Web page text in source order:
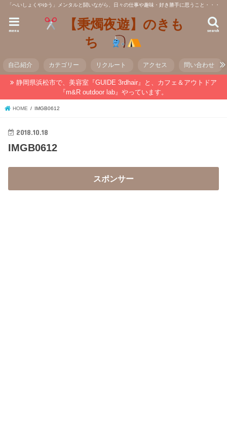
「へいしょくやゆう」メンタルと闘いながら、日々の仕事や趣味・好き勝手に思うこと・・・
【秉燭夜遊】のきも
ち
search
menu
自己紹介 カテゴリー リクルート アクセス 問い合わせ
静岡県浜松市で、美容室『GUIDE 3rdhair』と、カフェ＆アウトドア
『m&R outdoor lab』やっています。
HOME IMGB0612
2018.10.18
IMGB0612
スポンサー